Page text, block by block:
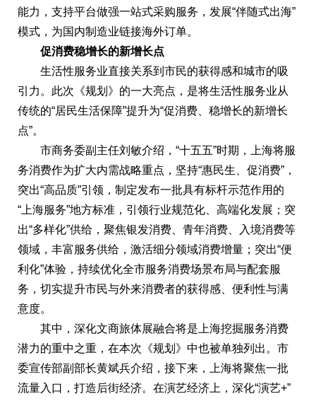
能力，支持平台做强一站式采购服务，发展“伴随式出海”
模式，为国内制造业链接海外订单。
促消费稳增长的新增长点
生活性服务业直接关系到市民的获得感和城市的吸
引力。此次《规划》的一大亮点，是将生活性服务业从
传统的“居民生活保障”提升为“促消费、稳增长的新增长
点”。
市商务委副主任刘敏介绍，“十五五”时期，上海将服
务消费作为扩大内需战略重点，坚持“惠民生、促消费”，
突出“高品质”引领，制定发布一批具有标杆示范作用的
“上海服务”地方标准，引领行业规范化、高端化发展；突
出“多样化”供给，聚焦银发消费、青年消费、入境消费等
领域，丰富服务供给，激活细分领域消费增量；突出“便
利化”体验，持续优化全市服务消费场景布局与配套服
务，切实提升市民与外来消费者的获得感、便利性与满
意度。
其中，深化文商旅体展融合将是上海挖掘服务消费
潜力的重中之重，在本次《规划》中也被单独列出。市
委宣传部副部长黄斌兵介绍，接下来，上海将聚焦一批
流量入口，打造后街经济。在演艺经济上，深化“演艺+”